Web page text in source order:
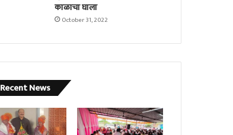
काळाचा घाला
October 31, 2022
Recent News